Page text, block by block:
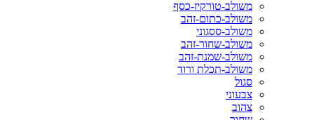
משולב-טורקיז-כסף
משולב-כתום-זהב
משולב-ססגוני
משולב-שחור-זהב
משולב-שמנת-זהב
משולב-תכלת ורוד
סגול
צבעוני
צהוב